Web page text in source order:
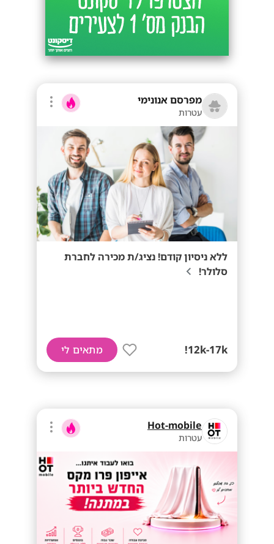
מפרסם אנונימי
עטרות
ללא ניסיון קודם! נציג/ת מכירה לחברת
סלולר!
12k-17k! מתאים לי
Hot-mobile
עטרות